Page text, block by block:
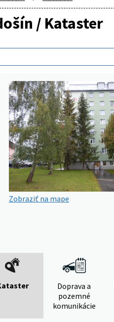
/ Kataster
Zobraziť na mape
Doprava a
pozemné
komunikácie